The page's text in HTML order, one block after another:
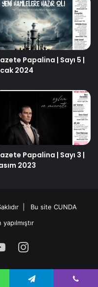
Papalina | Sayı 5 |
2024
Papalina | Sayı 3 |
2023
| Bu site CUNDA
YouTubeInstagram